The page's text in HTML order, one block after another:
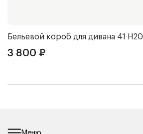
Бельевой короб для дивана 41 Н20
3 800 ₽